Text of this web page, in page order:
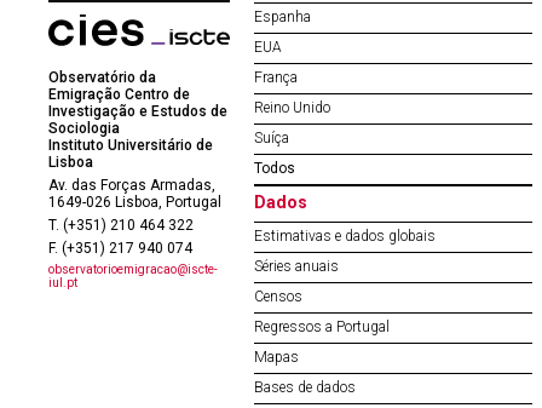
Observatório da
Emigração Centro de
Investigação e Estudos de
Sociologia
Instituto Universitário de
Lisboa
Av. das Forças Armadas,
1649-026 Lisboa, Portugal
T. (+351) 210 464 322
F. (+351) 217 940 074
observatorioemigracao@iscte-
iul.pt
Espanha
EUA
França
Reino Unido
Suíça
Todos
Dados
Estimativas e dados globais
Séries anuais
Censos
Regressos a Portugal
Mapas
Bases de dados